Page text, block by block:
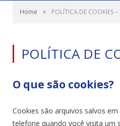
Home » POLÍTICA DE COOKIES –
POLÍTICA DE
O que são cookies?
Cookies são arquivos salvos
telefone quando você visita um